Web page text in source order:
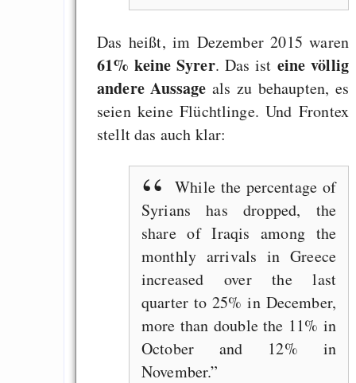
Das heißt, im Dezember 2015 waren
61% keine Syrer. Das ist eine völlig
andere Aussage als zu behaupten, es
seien keine Flüchtlinge. Und Frontex
stellt das auch klar:
While the percentage of
Syrians has dropped, the
share of Iraqis among the
monthly arrivals in Greece
increased over the last
quarter to 25% in December,
more than double the 11% in
October and 12% in
November.
Recht auf
in der EU
Angestellten -- ab
2027 ab 50
Die Anstalt
Richtige in einer